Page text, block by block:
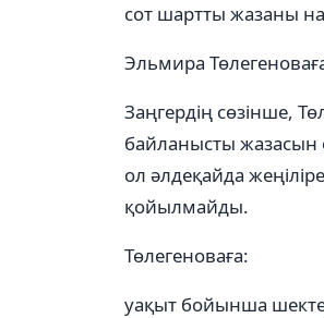
сот шартты жазаны
Эльмира
Заңгердің сөзінше,
байланысты жазасын
ол әлдеқайда
қойылмайды.
Төлегеноваға:
уақыт бойынша